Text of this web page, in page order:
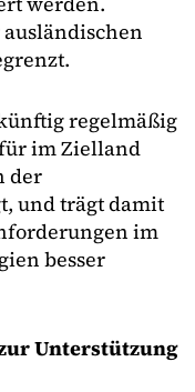
regelmäßig
im Zielland
der
und trägt damit
im
besser
Unterstützung